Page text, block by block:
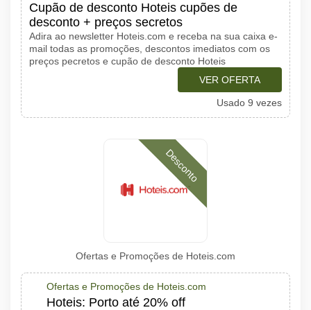
Cupão de desconto Hoteis cupões de
desconto + preços secretos
Adira ao newsletter Hoteis.com e receba na sua caixa e-
mail todas as promoções, descontos imediatos com os
preços pecretos e cupão de desconto Hoteis
VER OFERTA
Usado 9 vezes
Desconto
Ofertas e Promoções de Hoteis.com
Ofertas e Promoções de Hoteis.com
Hoteis: Porto até 20% off